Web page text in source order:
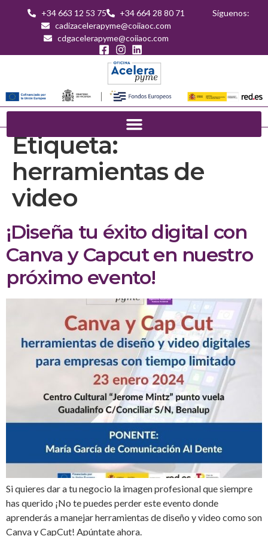
+34 663 12 53 75
+34 664 28 80 71
cadizacelerapyme@coiiaoc.com
cdgacelerapyme@coiiaoc.com
Síguenos:
Etiqueta:
herramientas de
video
¡Diseña tu éxito digital con
Canva y Capcut en nuestro
próximo evento!
Si quieres dar a tu negocio la imagen profesional que siempre
has querido ¡No te puedes perder este evento donde
aprenderás a manejar herramientas de diseño y video como son
Canva y CapCut! Apúntate ahora.